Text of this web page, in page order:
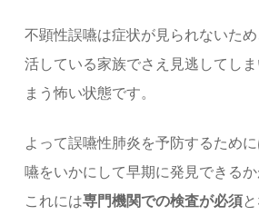
不顕性誤嚥は症状が見られないた
活している家族でさえ見逃してし
まう怖い状態です。
よって誤嚥性肺炎を予防するため
嚥をいかにして早期に発見できるか
これには専門機関での検査が必須